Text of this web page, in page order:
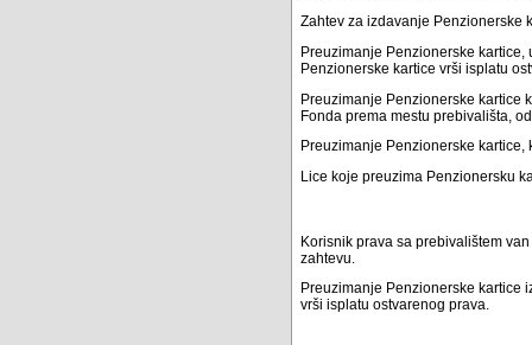
Zahtev za izdavanje Penzionerske
Preuzimanje Penzionerske
Penzionerske kartice vrši isplatu
Preuzimanje Penzionerske kartice
Fonda prema mestu prebivališta,
Preuzimanje Penzionerske
Lice koje preuzima Penzionersku
Korisnik prava sa prebivalištem
zahtevu.
Preuzimanje Penzionerske kartice
vrši isplatu ostvarenog prava.